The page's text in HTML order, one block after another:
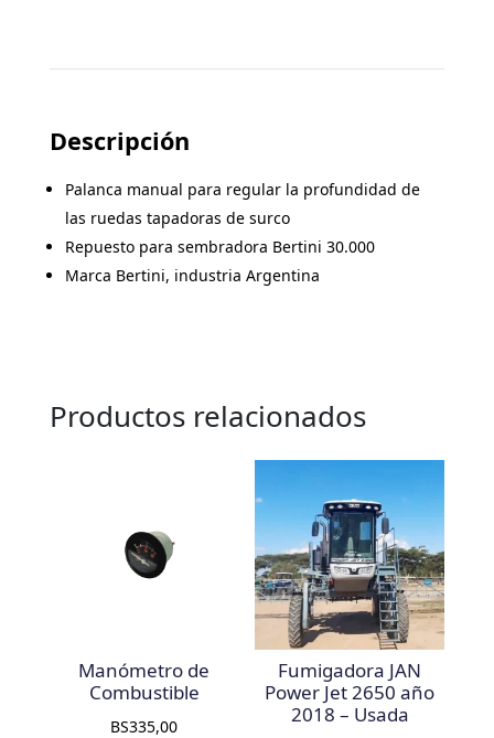
Descripción
Palanca manual para regular la profundidad de
las ruedas tapadoras de surco
Repuesto para sembradora Bertini 30.000
Marca Bertini, industria Argentina
Productos relacionados
Manómetro de
Combustible
BS335,00
Fumigadora JAN
Power Jet 2650 año
2018 – Usada